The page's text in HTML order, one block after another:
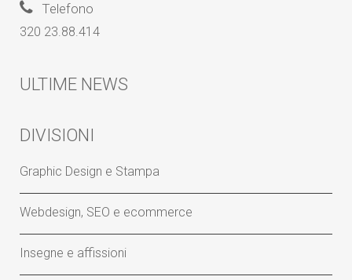
Telefono
320 23.88.414
ULTIME NEWS
DIVISIONI
Graphic Design e Stampa
Webdesign, SEO e ecommerce
Insegne e affissioni